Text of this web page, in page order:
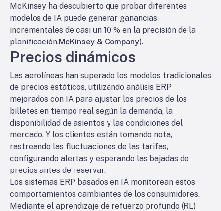
McKinsey ha descubierto que probar diferentes
modelos de IA puede generar ganancias
incrementales de casi un 10 % en la precisión de la
planificación.McKinsey & Company).
Precios dinámicos
Las aerolíneas han superado los modelos tradicionales
de precios estáticos, utilizando análisis ERP
mejorados con IA para ajustar los precios de los
billetes en tiempo real según la demanda, la
disponibilidad de asientos y las condiciones del
mercado. Y los clientes están tomando nota,
rastreando las fluctuaciones de las tarifas,
configurando alertas y esperando las bajadas de
precios antes de reservar.
Los sistemas ERP basados en IA monitorean estos
comportamientos cambiantes de los consumidores.
Mediante el aprendizaje de refuerzo profundo (RL)